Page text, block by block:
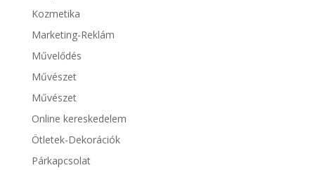
Kozmetika
Marketing-Reklám
Művelődés
Művészet
Művészet
Online kereskedelem
Ötletek-Dekorációk
Párkapcsolat